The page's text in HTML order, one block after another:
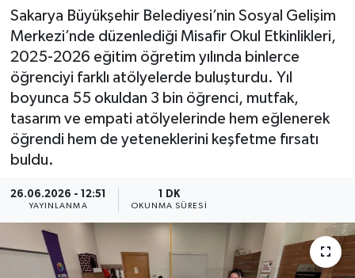
Sakarya Büyükşehir Belediyesi’nin Sosyal Gelişim
Merkezi’nde düzenlediği Misafir Okul Etkinlikleri,
2025-2026 eğitim öğretim yılında binlerce
öğrenciyi farklı atölyelerde buluşturdu. Yıl
boyunca 55 okuldan 3 bin öğrenci, mutfak,
tasarım ve empati atölyelerinde hem eğlenerek
öğrendi hem de yeteneklerini keşfetme fırsatı
buldu.
26.06.2026 - 12:51
YAYINLANMA
1 DK
OKUNMA SÜRESI